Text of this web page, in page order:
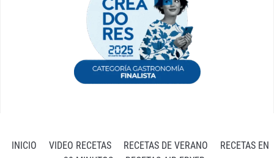
INICIO VIDEO RECETAS RECETAS DE VERANO
RECETAS EN